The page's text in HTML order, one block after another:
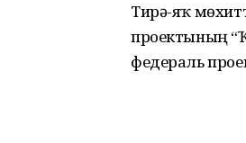
Тирә-яҡ
проектының
федераль